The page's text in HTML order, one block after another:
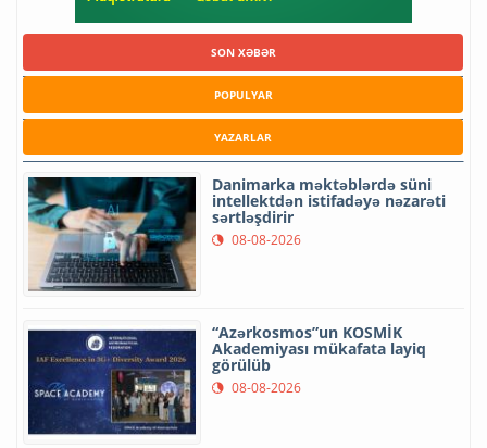
SON XƏBƏR
POPULYAR
YAZARLAR
Danimarka məktəblərdə süni
intellektdən istifadəyə nəzarəti
sərtləşdirir
08-08-2026
“Azərkosmos”un KOSMİK
Akademiyası mükafata layiq
görülüb
08-08-2026